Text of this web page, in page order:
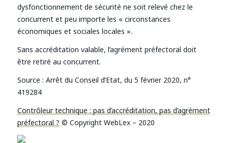
dysfonctionnement de sécurité ne soit relevé chez le
concurrent et peu importe les « circonstances
économiques et sociales locales ».
Sans accréditation valable, l’agrément préfectoral doit
être retiré au concurrent.
Source : Arrêt du Conseil d’Etat, du 5 février 2020, n°
419284
Contrôleur technique : pas d’accréditation, pas d’agrément
préfectoral ? © Copyright WebLex – 2020